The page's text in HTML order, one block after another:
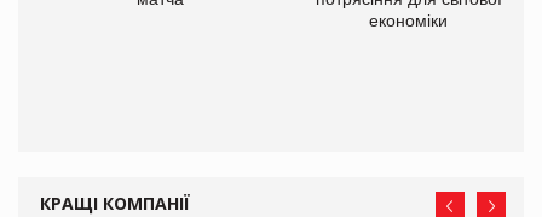
економіки
КРАЩІ КОМПАНІЇ